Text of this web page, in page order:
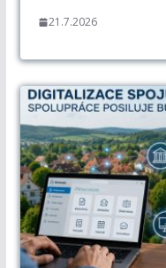
21.7.2026